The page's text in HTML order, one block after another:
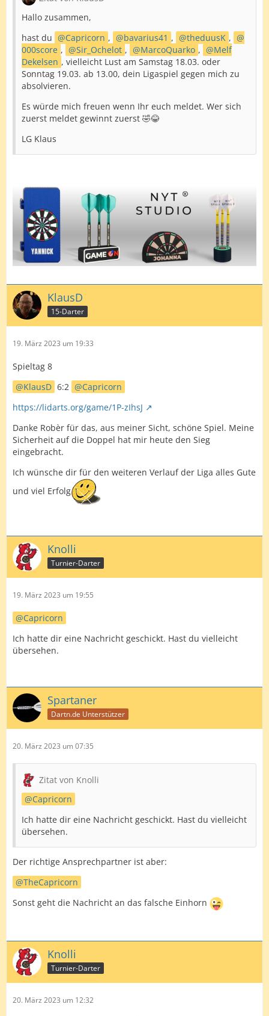
Hallo zusammen,
hast du
Capricorn , bavarius41 , theduusK ,
000score , Sir_Ochelot , MarcoQuarko ,
Melf
Dekelsen , vielleicht Lust am Samstag 18.03. oder
Sonntag 19.03. ab 13.00, dein Ligaspiel gegen mich zu
absolvieren.
Es würde mich freuen wenn Ihr euch meldet. Wer sich
zuerst meldet gewinnt zuerst 🤣😂
LG Klaus
KlausD
15-Darter
19. März 2023 um 19:33
Spieltag 8
KlausD 6:2
Capricorn
https://lidarts.org/game/1P-zIhsJ
Danke Robèr für das, aus meiner Sicht, schöne Spiel. Meine
Sicherheit auf die Doppel hat mir heute den Sieg
eingebracht.
Ich wünsche dir für den weiteren Verlauf der Liga alles Gute
und viel Erfolg
Knolli
Turnier-Darter
19. März 2023 um 19:55
Capricorn
Ich hatte dir eine Nachricht geschickt. Hast du vielleicht
übersehen.
Spartaner
Dartn.de Unterstützer
20. März 2023 um 07:35
Zitat von Knolli
Capricorn
Ich hatte dir eine Nachricht geschickt. Hast du vielleicht
übersehen.
Der richtige Ansprechpartner ist aber:
TheCapricorn
Sonst geht die Nachricht an das falsche Einhorn
Knolli
Turnier-Darter
20. März 2023 um 12:32